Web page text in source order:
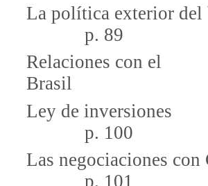
La política
p. 89
Relaciones con el
Ley de
p. 100
Las
p. 101